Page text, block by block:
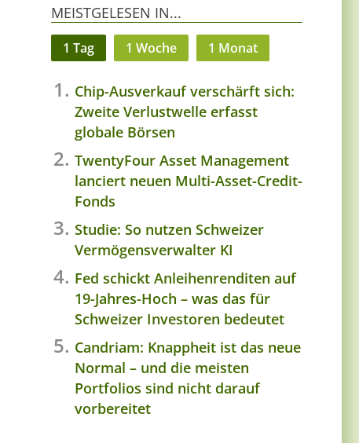
MEISTGELESEN IN...
1 Tag 1 Woche 1 Monat
Chip-Ausverkauf verschärft sich:
Zweite Verlustwelle erfasst
globale Börsen
TwentyFour Asset Management
lanciert neuen Multi-Asset-Credit-
Fonds
Studie: So nutzen Schweizer
Vermögensverwalter KI
Fed schickt Anleihenrenditen auf
19-Jahres-Hoch – was das für
Schweizer Investoren bedeutet
Candriam: Knappheit ist das neue
Normal – und die meisten
Portfolios sind nicht darauf
vorbereitet